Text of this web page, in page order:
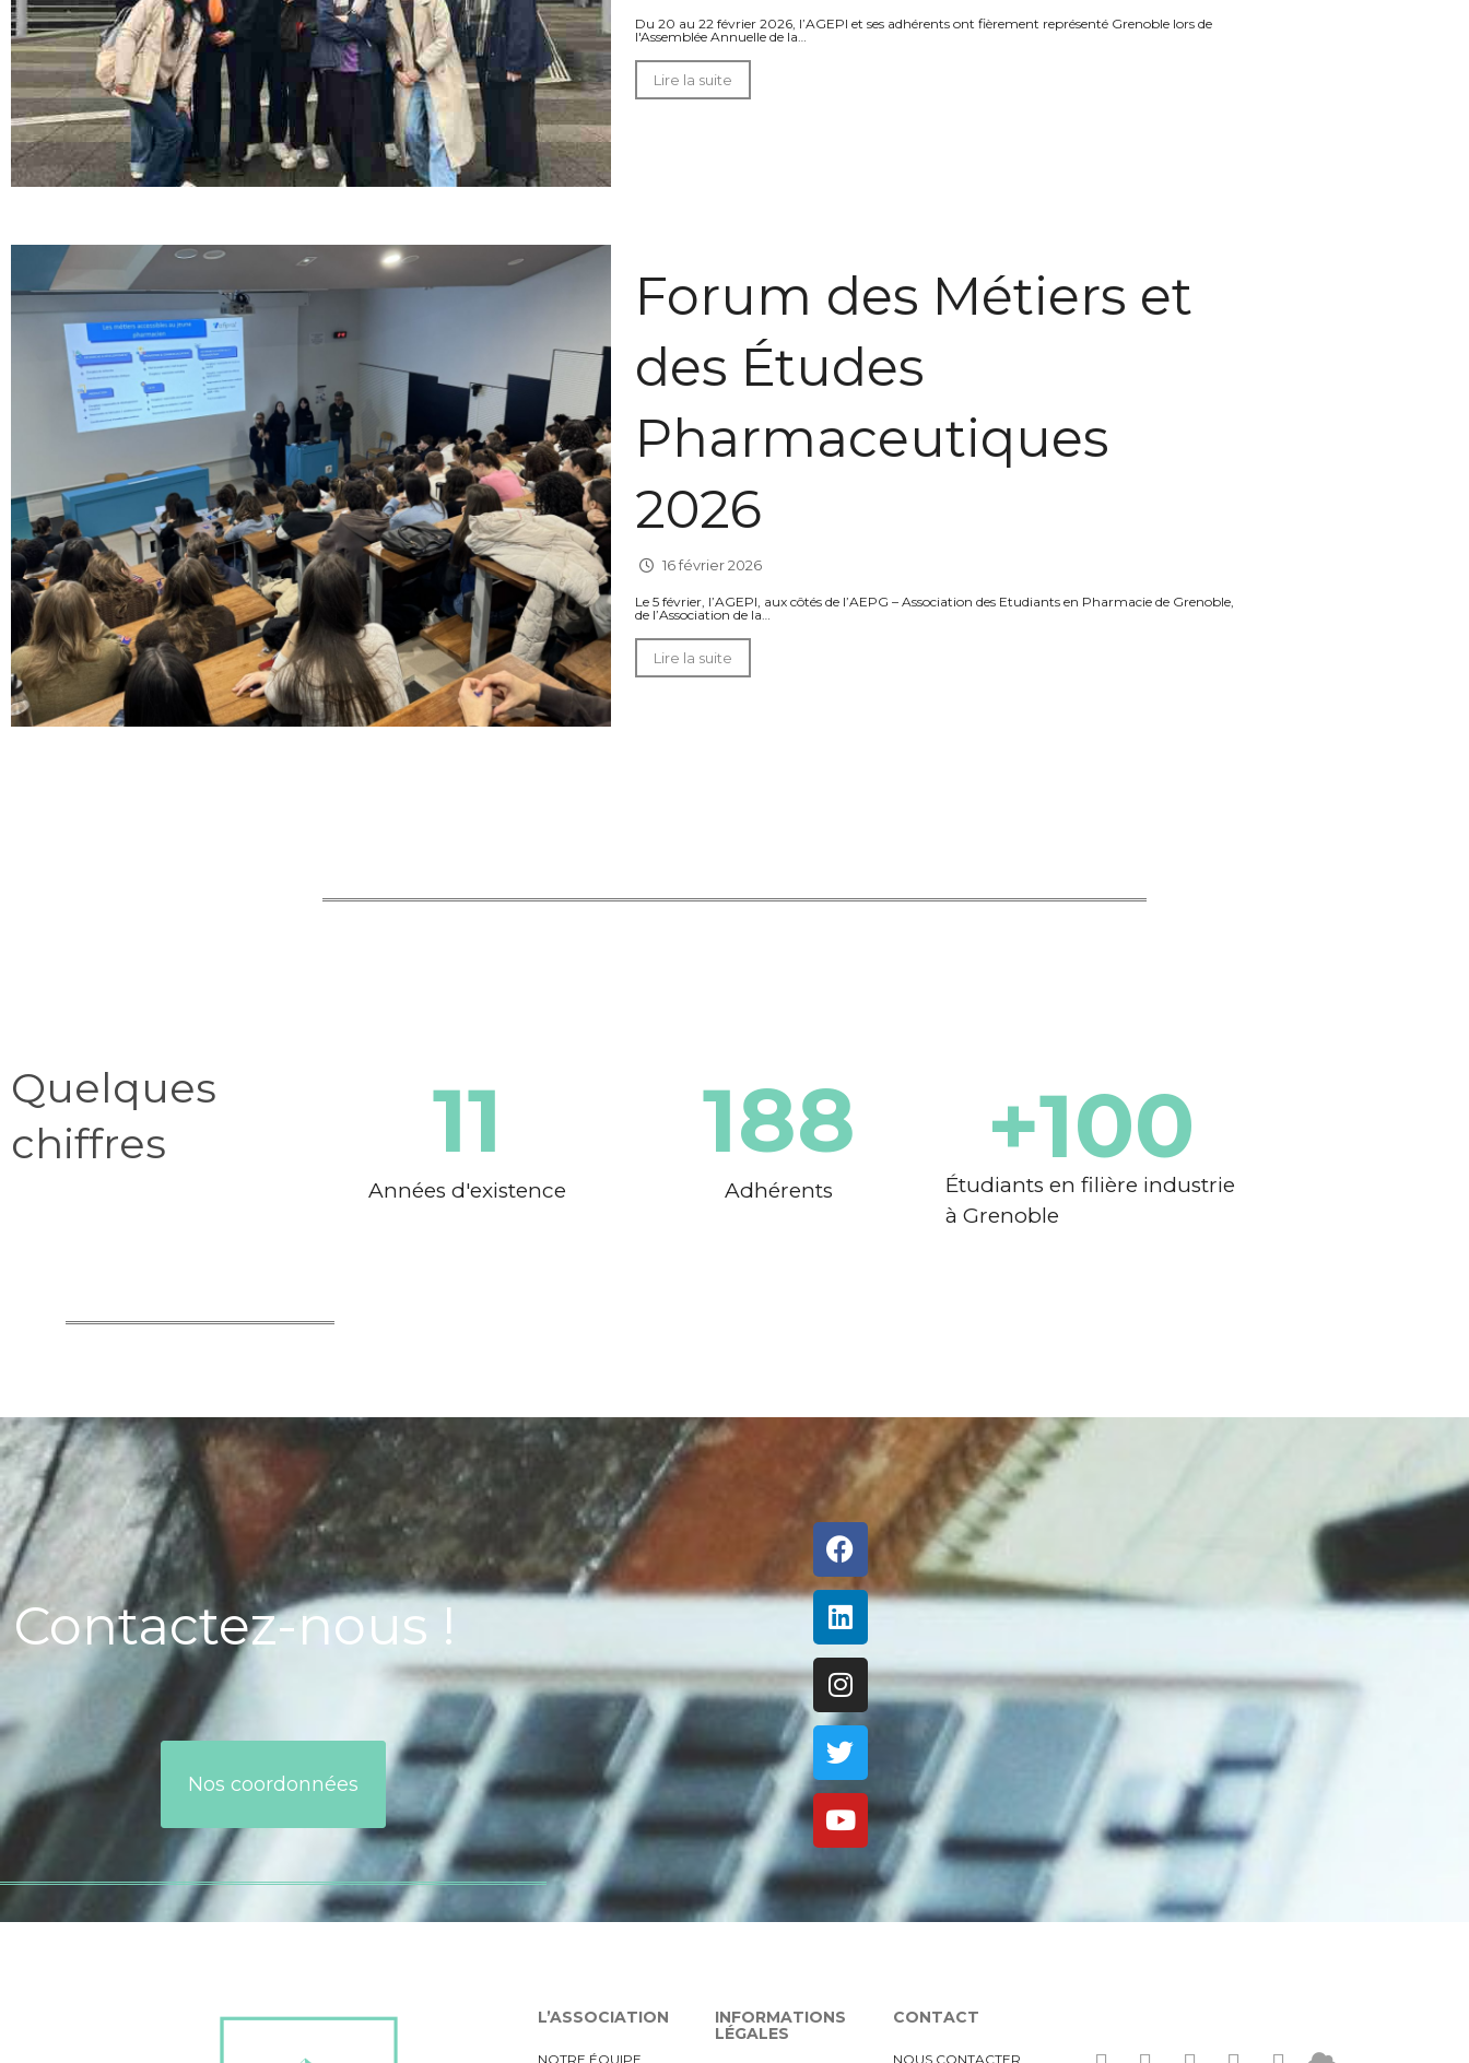
Du 20 au 22 février 2026, l’AGEPI et ses adhérents ont fièrement représenté Grenoble lors de
l'Assemblée Annuelle de la…
Lire la suite
Forum des Métiers et
des Études
Pharmaceutiques
2026
16 février 2026
Le 5 février, l’AGEPI, aux côtés de l’AEPG – Association des Etudiants en Pharmacie de Grenoble,
de l’Association de la…
Lire la suite
Quelques
chiffres
Années d'existence​
11
Adhérents
188
Étudiants en filière industrie
à Grenoble
+100
Contactez-nous !
Nos coordonnées
L’ASSOCIATION
NOTRE ÉQUIPE
INFORMATIONS
LÉGALES
CONTACT
NOUS CONTACTER